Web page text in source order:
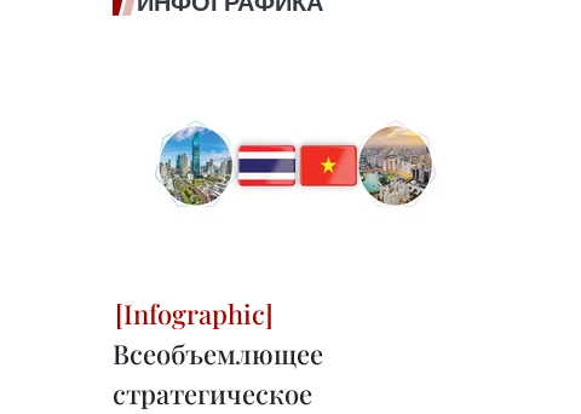
Всеобъемлющее
стратегическое